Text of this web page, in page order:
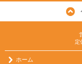
定
ホーム